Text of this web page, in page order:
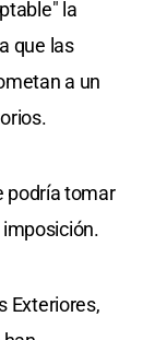
la
que las
a un
podría tomar
Exteriores,